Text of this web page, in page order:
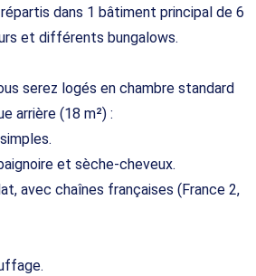
dans 1 bâtiment principal de 6
et différents bungalows.
serez logés en chambre standard
arrière (18 m²) :
et sèche-cheveux.
avec chaînes françaises (France 2,